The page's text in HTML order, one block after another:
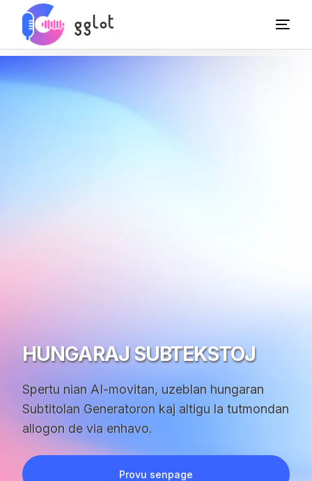
HUNGARAJ SUBTEKSTOJ
Spertu nian AI-movitan, uzeblan hungaran
Subtitolan Generatoron kaj altigu la tutmondan
allogon de via enhavo.
Provu senpage